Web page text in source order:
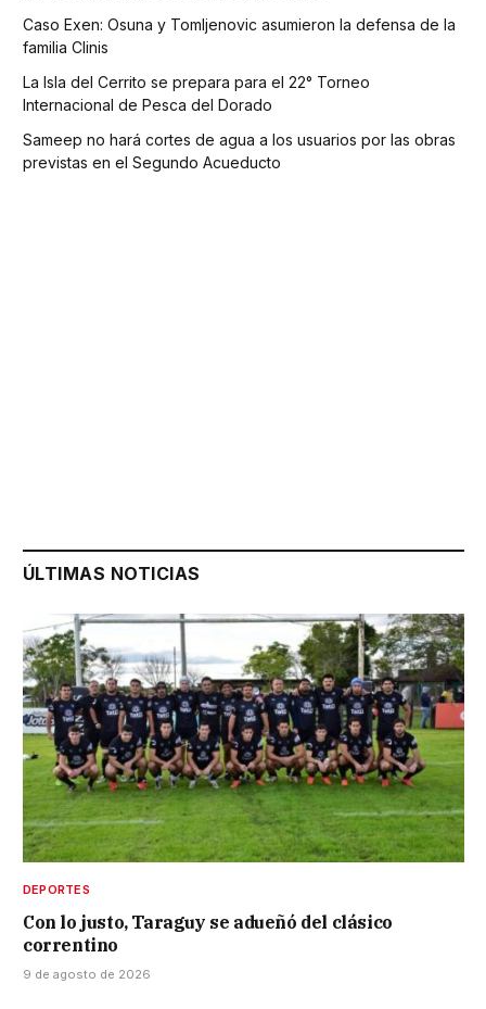
Caso Exen: Osuna y Tomljenovic asumieron la defensa de la
familia Clinis
La Isla del Cerrito se prepara para el 22° Torneo
Internacional de Pesca del Dorado
Sameep no hará cortes de agua a los usuarios por las obras
previstas en el Segundo Acueducto
ÚLTIMAS NOTICIAS
DEPORTES
Con lo justo, Taraguy se adueñó del clásico
correntino
9 de agosto de 2026